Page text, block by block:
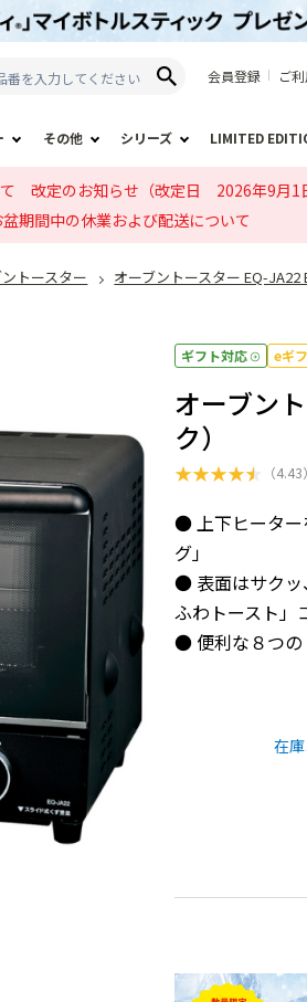
会員登録 ご
その他 シリーズ LIMITED
改定のお知らせ（改定日 2026年9月1
盆期間中の休業および配送について
トースター オーブントースター EQ-JA22
ギフト対応 eギ
オーブン
ク）
★★★★★ （4.43）
● 上下ヒーター
グ」
● 表面はサクッ
ふわトースト」
● 便利な８つの
在